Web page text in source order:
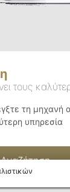
τους
τη μηχανή
υπηρεσία
Αναζήτηση